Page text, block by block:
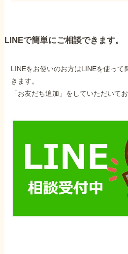
LINEで簡単にご相談できます。
LINEをお使いのお方はLINEを使って
きます。
「お友だち追加」をしていただいて